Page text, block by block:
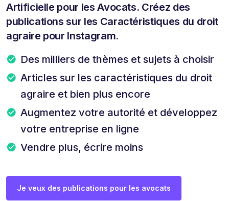
Artificielle pour les Avocats. Créez des
publications sur les Caractéristiques du droit
agraire pour Instagram.
Des milliers de thèmes et sujets à choisir
Articles sur les caractéristiques du droit
agraire et bien plus encore
Augmentez votre autorité et développez
votre entreprise en ligne
Vendre plus, écrire moins
Je veux des publications pour les avocats